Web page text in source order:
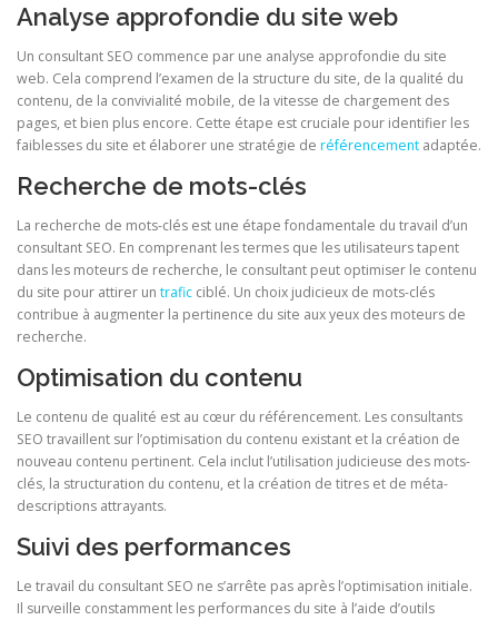
Analyse approfondie du site web
Un consultant SEO commence par une analyse approfondie du site
web. Cela comprend l’examen de la structure du site, de la qualité du
contenu, de la convivialité mobile, de la vitesse de chargement des
pages, et bien plus encore. Cette étape est cruciale pour identifier les
faiblesses du site et élaborer une stratégie de référencement adaptée.
Recherche de mots-clés
La recherche de mots-clés est une étape fondamentale du travail d’un
consultant SEO. En comprenant les termes que les utilisateurs tapent
dans les moteurs de recherche, le consultant peut optimiser le contenu
du site pour attirer un trafic ciblé. Un choix judicieux de mots-clés
contribue à augmenter la pertinence du site aux yeux des moteurs de
recherche.
Optimisation du contenu
Le contenu de qualité est au cœur du référencement. Les consultants
SEO travaillent sur l’optimisation du contenu existant et la création de
nouveau contenu pertinent. Cela inclut l’utilisation judicieuse des mots-
clés, la structuration du contenu, et la création de titres et de méta-
descriptions attrayants.
Suivi des performances
Le travail du consultant SEO ne s’arrête pas après l’optimisation initiale.
Il surveille constamment les performances du site à l’aide d’outils